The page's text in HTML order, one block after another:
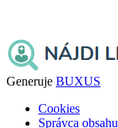
Generuje BUXUS
Cookies
Správca obsahu